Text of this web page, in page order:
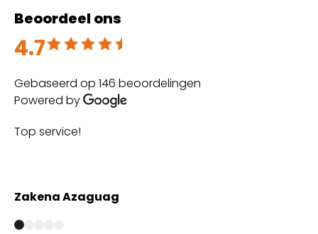
Beoordeel ons
4.7
Beoordeeld met 4.7 uit 5
Gebaseerd op 146 beoordelingen
Powered by
Top service!
Zakena Azaguag